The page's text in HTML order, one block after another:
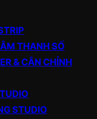
THANH SỐ
& CÂN CHỈNH
STUDIO